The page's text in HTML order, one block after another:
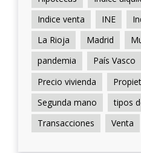
Indice venta
INE
La Rioja
Madrid
pandemia
País Vasco
Precio vivienda
Segunda mano
tipos
Transacciones
Venta